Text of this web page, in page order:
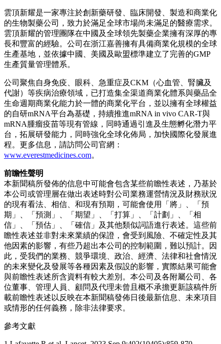
雲頂新耀是一家專注於創新藥研發、臨床開發、製造和商業化
的生物製藥公司，致力於滿足全球市場尚未滿足的醫療需求。
雲頂新耀的管理團隊在中國及全球領先製藥企業擁有深厚的專
長和豐富的經驗。公司在浙江嘉善擁有具備商業化規模的全球
生產基地，並依據中國、美國及歐盟標準建立了完善的GMP
生產質量管理體系。
公司聚焦自身免疫、眼科、急重症及CKM（心血管、腎臟及
代謝）等疾病治療領域，已打造集全渠道商業化體系與藥品全
生命週期商業化能力於一體的商業化平台，並以擁有全球權益
的自研mRNA平台為基礎，持續推進mRNA in vivo CAR-T與
mRNA腫瘤疫苗等現有管線，同時通過引進及生態孵化潛力平
台，拓展研發能力，同時強化全球化佈局，加快國際化發展進
程。更多信息，請訪問公司官網：
www.everestmedicines.com。
前瞻性聲明
本新聞稿所發佈的信息中可能會包含某些前瞻性表述，乃基於
本公司或管理層在做出表述時對公司業務運營情況及財務狀況
的現有看法、相信、和現有預期，可能會使用「將」、「預
期」、「預測」、「期望」、「打算」、「計劃」、「相
信」、「預估」、「確信」及其他類似詞語進行表述。這些前
瞻性表述並非對未來業績的保證，會受到風險、不確定性及其
他因素的影響，有些乃超出本公司的控制範圍，難以預計。因
此，受我們的業務、競爭環境、政治、經濟、法律和社會情況
的未來變化及發展等各種因素及假設的影響，實際結果可能會
與前瞻性表述所含資料有較大差別。本公司及各附屬公司、各
位董事、管理人員、顧問及代理未曾且概不承擔更新該稿件所
載前瞻性表述以反映在本新聞稿發佈日後最新信息、未來項目
或情形的任何義務，除非法律要求。
參考文獻